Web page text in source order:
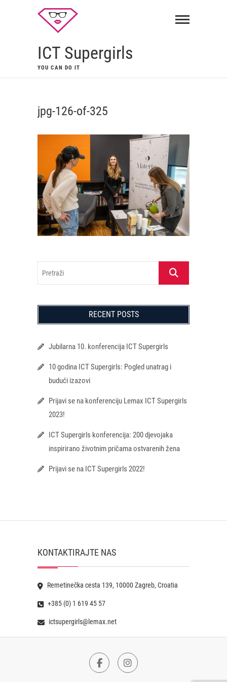
ICT Supergirls
YOU CAN DO IT
jpg-126-of-325
Pretraži
RECENT POSTS
Jubilarna 10. konferencija ICT Supergirls
10 godina ICT Supergirls: Pogled unatrag i
budući izazovi
Prijavi se na konferenciju Lemax ICT Supergirls
2023!
ICT Supergirls konferencija: 200 djevojaka
inspirirano životnim pričama ostvarenih žena
Prijavi se na ICT Supergirls 2022!
KONTAKTIRAJTE NAS
Remetinečka cesta 139, 10000 Zagreb, Croatia
+385 (0) 1 619 45 57
ictsupergirls@lemax.net
FacebookInstagram